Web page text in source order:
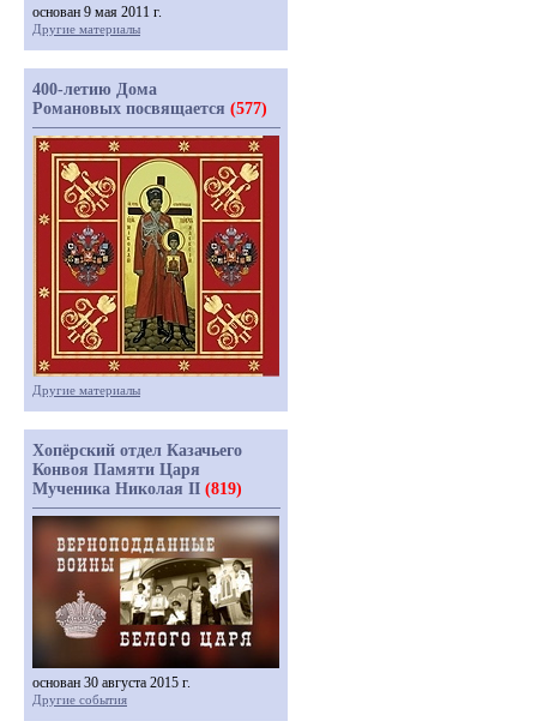
основан 9 мая 2011 г.
Другие материалы
400-летию Дома
Романовых посвящается (577)
Другие материалы
Хопёрский отдел Казачьего
Конвоя Памяти Царя
Мученика Николая II (819)
основан 30 августа 2015 г.
Другие события